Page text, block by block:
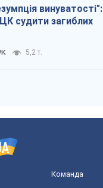
винуватості":
судити загиблих
5,2 т.
Команда